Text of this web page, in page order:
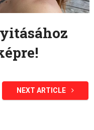
NEXT ARTICLE